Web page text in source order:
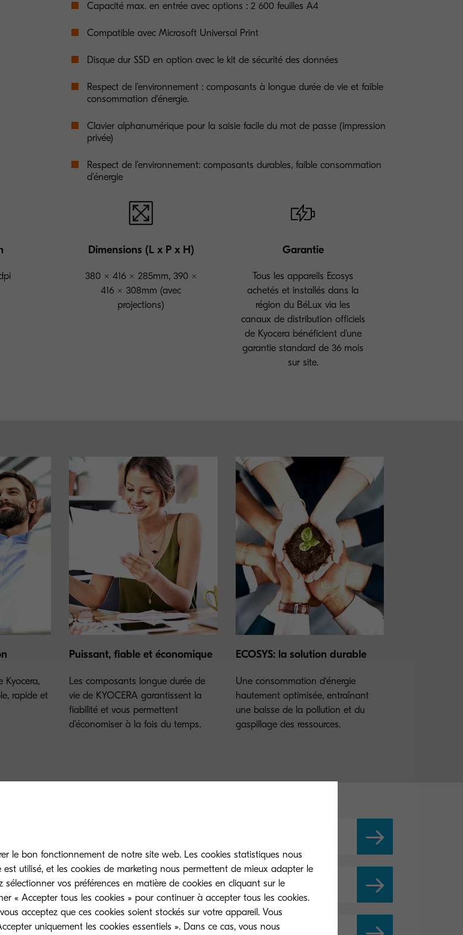
Capacité max. en entrée avec options : 2 600 feuilles A4
Compatible avec Microsoft Universal Print
Disque dur SSD en option avec le kit de sécurité des données
Respect de l'environnement : composants à longue durée de vie et faible
consommation d'énergie.
Clavier alphanumérique pour la saisie facile du mot de passe (impression
privée)
Respect de l’environnement: composants durables, faible consommation
d’énergie
Dimensions (L x P x H)
380 × 416 × 285mm, 390 ×
416 × 308mm (avec
projections)
Garantie
Tous les appareils Ecosys
achetés et installés dans la
région du BéLux via les
canaux de distribution officiels
de Kyocera bénéficient d'une
garantie standard de 36 mois
sur site.
Kyocera,
rapide et
Puissant, fiable et économique
Les composants longue durée de
vie de KYOCERA garantissent la
fiabilité et vous permettent
d’économiser à la fois du temps.
ECOSYS: la solution durable
Une consommation d‘énergie
hautement optimisée, entraînant
une baisse de la pollution et du
gaspillage des ressources.
le bon fonctionnement de notre site web. Les cookies statistiques nous
utilisé, et les cookies de marketing nous permettent de mieux adapter le
vos préférences en matière de cookies en cliquant sur le
« Accepter tous les cookies » pour continuer à accepter tous les cookies.
acceptez que ces cookies soient stockés sur votre appareil. Vous
uniquement les cookies essentiels ». Dans ce cas, vous nous